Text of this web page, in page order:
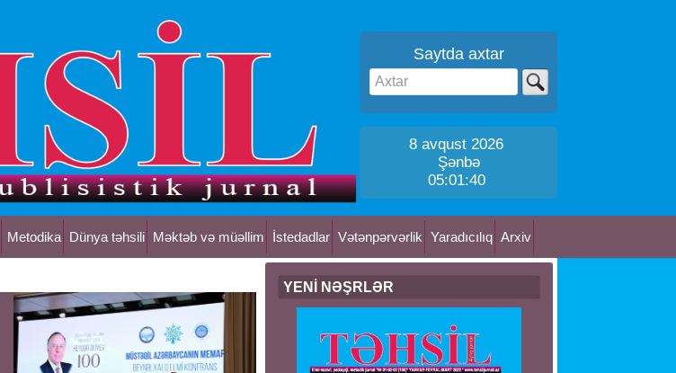
Saytda axtar
8 avqust 2026
Şənbə
05:01:41
Metodika Dünya təhsili Məktəb və müəllim İstedadlar Vətənpərvərlik Yaradıcılıq Arxiv
YENİ NƏŞRLƏR